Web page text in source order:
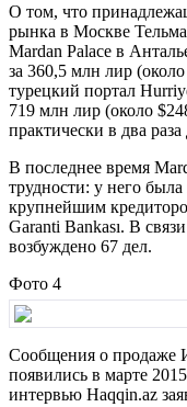
​​О том, что
рынка в Москве
Mardan Palace в
за 360,5 млн лир
турецкий портал
719 млн лир (около
практически в два
В последнее время
трудности: у него
крупнейшим
Garanti Bankası. В
возбуждено 67 дел.
Фото 4
Сообщения о продаже
появились в марте
интервью Haqqin.az